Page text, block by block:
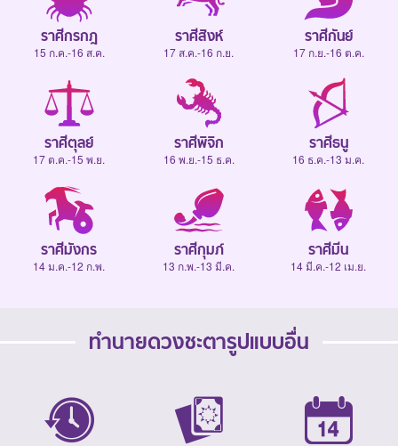
ราศีกรกฎ
15 ก.ค.-16 ส.ค.
ราศีสิงห์
17 ส.ค.-16 ก.ย.
ราศีกันย์
17 ก.ย.-16 ต.ค.
ราศีตุลย์
17 ต.ค.-15 พ.ย.
ราศีพิจิก
16 พ.ย.-15 ธ.ค.
ราศีธนู
16 ธ.ค.-13 ม.ค.
ราศีมังกร
14 ม.ค.-12 ก.พ.
ราศีกุมภ์
13 ก.พ.-13 มี.ค.
ราศีมีน
14 มี.ค.-12 เม.ย.
ทำนายดวงชะตารูปแบบอื่น